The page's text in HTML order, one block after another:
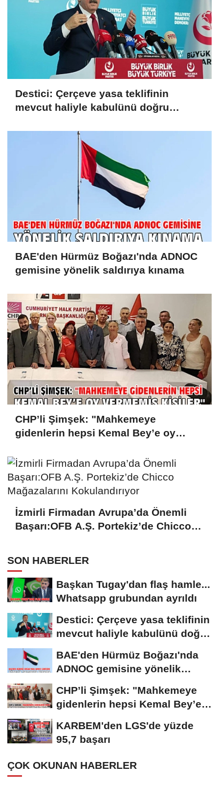
Destici: Çerçeve yasa teklifinin
mevcut haliyle kabulünü doğru
BAE'den Hürmüz Boğazı'nda ADNOC
gemisine yönelik saldırıya kınama
CHP’li Şimşek: "Mahkemeye
gidenlerin hepsi Kemal Bey’e oy
İzmirli Firmadan Avrupa’da Önemli
Başarı:OFB A.Ş. Portekiz’de Chicco
SON HABERLER
Başkan Tugay'dan flaş hamle...
Whatsapp grubundan ayrıldı
Destici: Çerçeve yasa teklifinin
mevcut haliyle kabulünü doğru
BAE'den Hürmüz Boğazı'nda
ADNOC gemisine yönelik
CHP’li Şimşek: "Mahkemeye
gidenlerin hepsi Kemal Bey’e
KARBEM'den LGS'de yüzde
95,7 başarı
ÇOK OKUNAN HABERLER